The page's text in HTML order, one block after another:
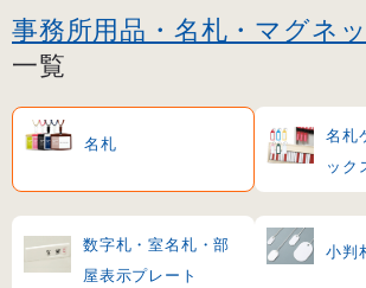
事務所用品・名札・マグネ
一覧
名札
名札
ック
数字札・室名札・部
屋表示プレート
小判